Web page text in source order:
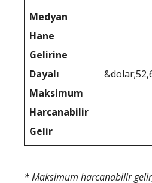
Medyan
Hane
Gelirine
Dayalı
Maksimum
Harcanabilir
Gelir
* Maksimum harcanabilir